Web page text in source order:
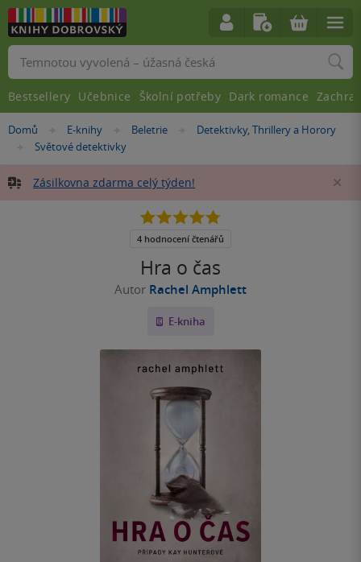
Nacházíte
Domů »E-knihy »Beletrie »
Detektivky, Thrillery a Horory
»
Světové detektivky
Zásilkovna zdarma celý týden!
Hra o čas
Autor Rachel Amphlett
E-kniha
4.8
5
4 hodnocení čtenářů
Vyhledávání
Bestsellery Učebnice Školní potřeby Dark romance